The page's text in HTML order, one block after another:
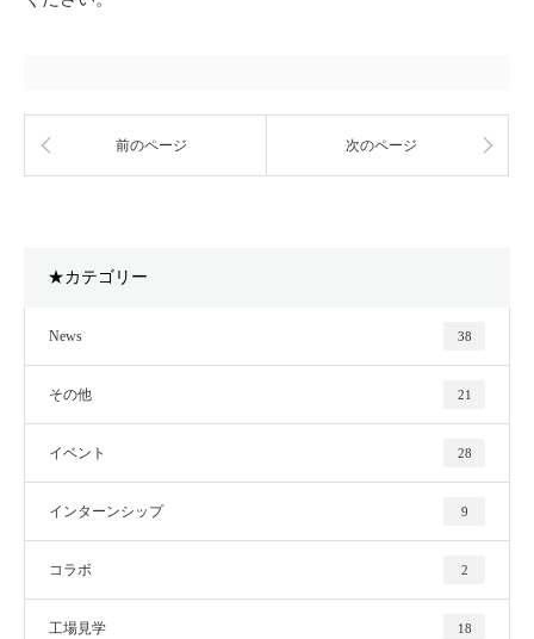
前のページ 次のページ
★カテゴリー
News 38
その他 21
イベント 28
インターンシップ 9
コラボ 2
工場見学 18